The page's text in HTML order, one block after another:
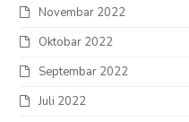
Novembar 2022
Oktobar 2022
Septembar 2022
Juli 2022